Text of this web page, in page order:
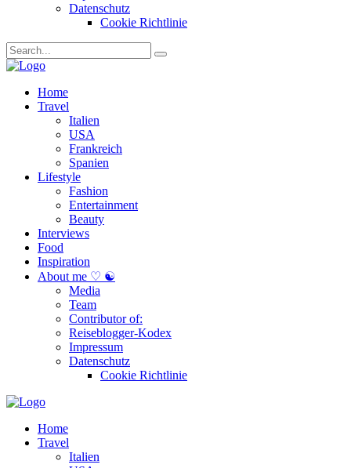
Datenschutz
Cookie Richtlinie
Home
Travel
Italien
USA
Frankreich
Spanien
Lifestyle
Fashion
Entertainment
Beauty
Interviews
Food
Inspiration
About me ♡ ☯
Media
Team
Contributor of:
Reiseblogger-Kodex
Impressum
Datenschutz
Cookie Richtlinie
Home
Travel
Italien